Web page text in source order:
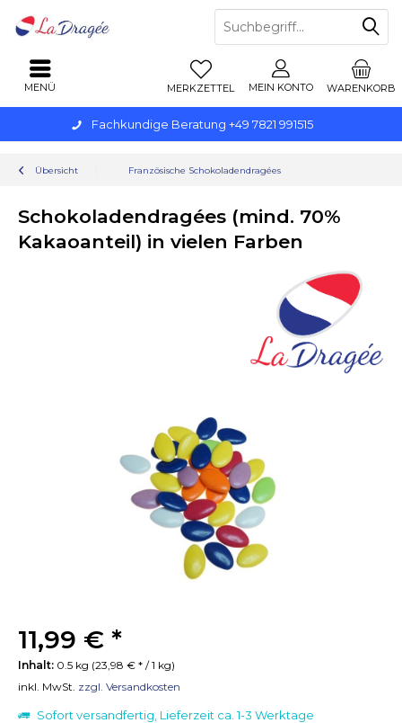
Fachkundige Beratung +49 7821 991515
WARENKORB
MERKZETTEL MEIN KONTO
MENÜ
Übersicht Französische Schokoladendragées
Schokoladendragées (mind. 70%
Kakaoanteil) in vielen Farben
11,99 € *
Inhalt: 0.5 kg (23,98 € * / 1 kg)
inkl. MwSt. zzgl. Versandkosten
Sofort versandfertig, Lieferzeit ca. 1-3 Werktage